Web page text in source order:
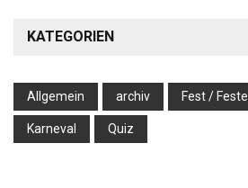
KATEGORIEN
Allgemein archiv Fest / Feste
Karneval Quiz